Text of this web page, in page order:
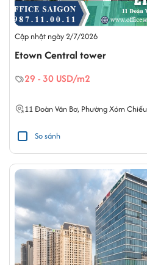
Cập nhật ngày 2/7/2026
Etown Central tower
29 - 30 USD/m2
11Đoàn Văn Bơ, Phường Xóm Chiếu
So sánh